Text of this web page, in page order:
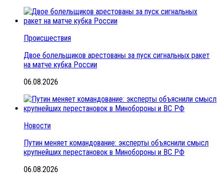
Происшествия
Двое болельщиков арестованы за пуск сигнальных ракет
на матче кубка России
06.08.2026
Новости
Путин меняет командование: эксперты объяснили смысл
крупнейших перестановок в Минобороны и ВС РФ
06.08.2026